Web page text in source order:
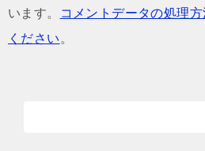
います。
コメントデータの処理
ください 。